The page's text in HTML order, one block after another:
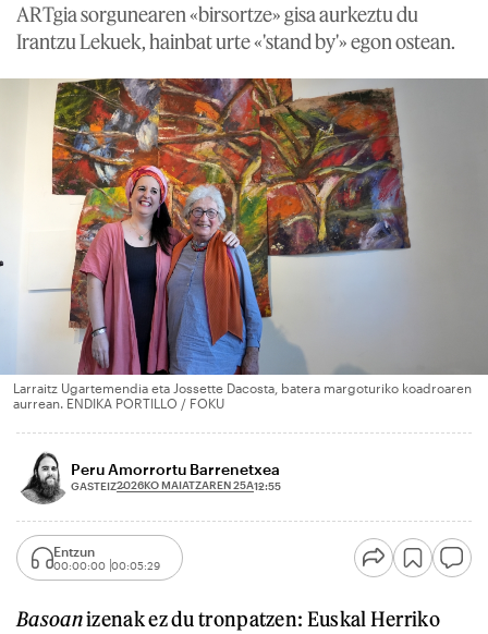
ARTgia sorgunearen «birsortze» gisa aurkeztu du
Irantzu Lekuek, hainbat urte «'stand by'» egon ostean.
Larraitz Ugartemendia eta Jossette Dacosta, batera margoturiko koadroaren
aurrean. ENDIKA PORTILLO / FOKU
Peru Amorrortu Barrenetxea
GASTEIZ2026KO MAIATZAREN 25A12:55
Entzun
00:00:00 00:05:29
Basoanizenak ez du tronpatzen: Euskal Herriko